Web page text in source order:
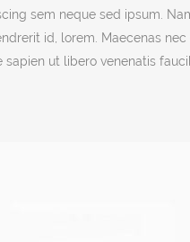
sem neque sed ipsum.
id, lorem. Maecenas
ut libero venenatis